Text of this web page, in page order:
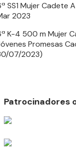
SS1 Mujer Cadete
2023
K-4 500 m Mujer
Promesas
07/2023)
Patrocinadores